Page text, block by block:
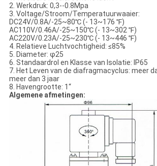
2. Werkdruk: 0,3--0.8Mpa
3. Voltage/Stroom/Temperatuurwaaier:
DC24V/0.8A/-25~80℃ (- 13~176 ℉)
AC110V/0.46A/-25~150℃ (- 13~302 ℉)
AC220V/0.23A/-25~230℃ (- 13~446 ℉)
4. Relatieve Luchtvochtigheid: ≤85%
5. Diameter: φ25
6. Standaardrol en Klasse van Isolatie: IP65
7. Het Leven van de diafragmacyclus: meer
meer dan 3 jaar
8. Havengrootte: 1“
Algemene afmetingen: